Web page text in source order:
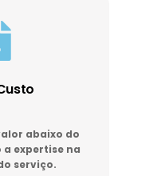
abaixo do
expertise na
serviço.